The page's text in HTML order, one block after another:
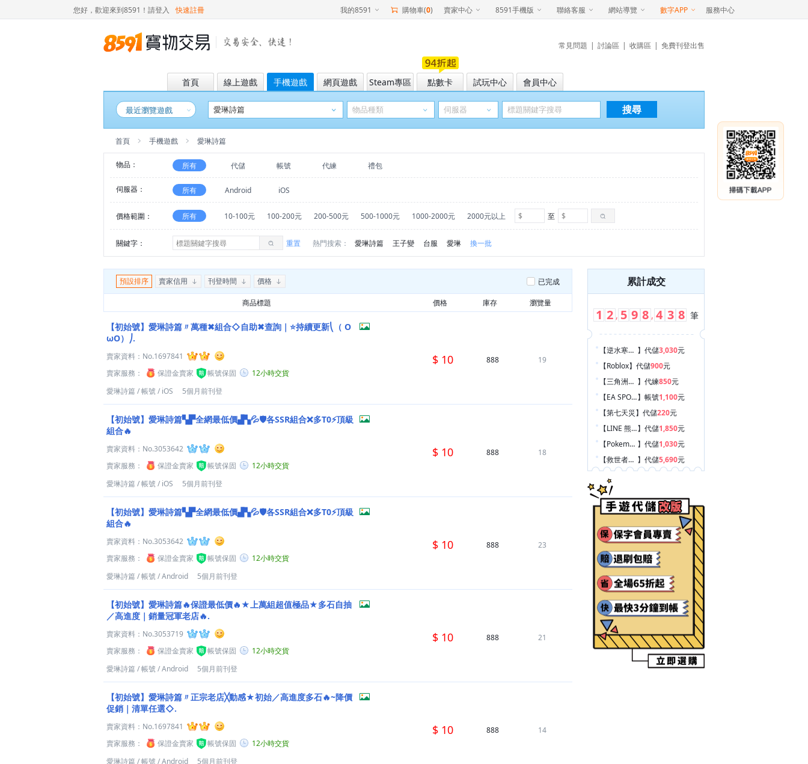
您好，歡迎來到8591！ 請登入 快速註冊 我的8591 購物車(0) 賣家中心 8591手機版 聯絡客服 網站導覽 數字APP 服務中心
常見問題 | 討論區 | 收購區 | 免費刊登出售
首頁 線上遊戲 手機遊戲 網頁遊戲 Steam專區 點數卡 試玩中心 會員中心
最近瀏覽遊戲 搜尋
首頁 手機遊戲 愛琳詩篇
物品： 所有 代儲 帳號 代練 禮包
伺服器： 所有 Android iOS
價格範圍： 所有 10-100元 100-200元 200-500元 500-1000元 1000-2000元 2000元以上 至
關鍵字： 重置 熱門搜索： 愛琳詩篇 王子變 台服 愛琳 換一批
預設排序 賣家信用 刊登時間 價格 已完成
商品標題 價格 庫存 瀏覽量
【初始號】愛琳詩篇〃萬種✖組合◇自助✖查詢｜⭐持續更新⎝（ O
ωO）⎠.
賣家資料： No.1697841
賣家服務：
保證金賣家 帳號保固
12小時交貨
愛琳詩篇 /帳號/ iOS 5個月前刊登
$ 10 888 19
【初始號】愛琳詩篇▚▛全網最低價▟▚💦🛡️各SSR組合❌多T0⚡頂級
組合🔥
賣家資料： No.3053642
賣家服務：
保證金賣家 帳號保固
12小時交貨
愛琳詩篇 /帳號/ iOS 5個月前刊登
$ 10 888 18
【初始號】愛琳詩篇▚▛全網最低價▟▚💦🛡️各SSR組合❌多T0⚡頂級
組合🔥
賣家資料： No.3053642
賣家服務：
保證金賣家 帳號保固
12小時交貨
愛琳詩篇 /帳號/Android 5個月前刊登
$ 10 888 23
【初始號】愛琳詩篇🔥保證最低價🔥★上萬組超值極品★多石自抽
／高進度｜銷量冠軍老店🔥.
賣家資料： No.3053719
賣家服務：
保證金賣家 帳號保固
12小時交貨
愛琳詩篇 /帳號/Android 5個月前刊登
$ 10 888 21
【初始號】愛琳詩篇〃正宗老店╳動感★初始／高進度多石🔥~降價
促銷｜清單任選◇.
賣家資料： No.1697841
賣家服務：
保證金賣家 帳號保固
12小時交貨
愛琳詩篇 /帳號/Android 5個月前刊登
$ 10 888 14
累計成交
1 2 , 5 9 8 , 4 3 8 筆
【逆水寒手遊 】 代儲3,030元
【Roblox】 代儲900元
【三角洲行動 】 代練850元
【EA SPORTS FC Mobile 足球】 帳號1,100元
【第七天災】 代儲220元
【LINE 熊大農場】 代儲1,850元
【Pokemon GO 】 代儲1,030元
【救世者之樹：新世界 】 代儲5,690元
【天天玩樂園 】 代儲530元
【三角洲行動 】代練319 元
【忍者必須死-全球版 】代儲600
【三角洲行動 】代練425
【未定事件簿 】代儲260元
【暗區突圍 Arena Breakout 】代儲140元
【Fate/Grand Order】帳號450元
【AION2】代練1,000元
【三角洲行動 】代儲2,700元
【Pokemon GO 】代儲1,150元